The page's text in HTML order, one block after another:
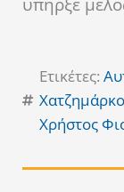
Ετικέτες:
Χρήστος